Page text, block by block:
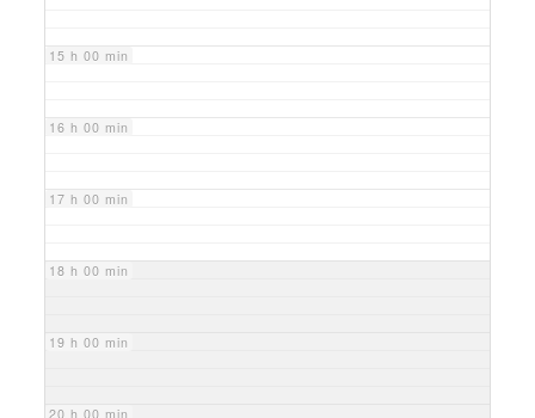
15 h 00 min
16 h 00 min
17 h 00 min
18 h 00 min
19 h 00 min
20 h 00 min